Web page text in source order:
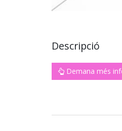
Descripció
Demana més